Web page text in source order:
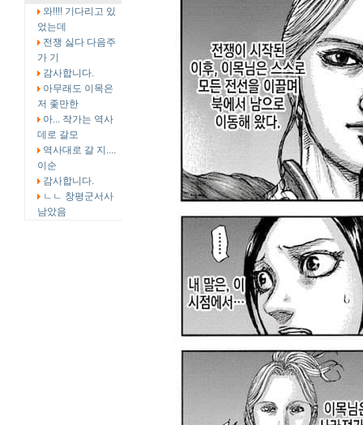
와!!!! 기다리고 있
었는데
전쟁 싫다 다음주
가 기
감사합니다.
아무래도 이목은
저 좇만한
아... 작가는 역사
데로 갈모
역사대로 갈 지....
이순
감사합니다.
ㄴㄴ 창평군서사
남았음